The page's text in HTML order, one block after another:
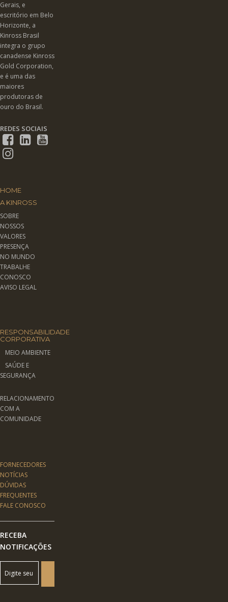
Gerais, e
escritório em Belo
Horizonte, a
Kinross Brasil
integra o grupo
canadense Kinross
Gold Corporation,
e é uma das
maiores
produtoras de
ouro do Brasil.
REDES SOCIAIS
HOME
A KINROSS
SOBRE
NOSSOS
VALORES
PRESENÇA
NO MUNDO
TRABALHE
CONOSCO
AVISO LEGAL
RESPONSABILIDADE
CORPORATIVA
MEIO AMBIENTE
SAÚDE E
SEGURANÇA
RELACIONAMENTO
COM A
COMUNIDADE
FORNECEDORES
NOTÍCIAS
DÚVIDAS
FREQUENTES
FALE CONOSCO
RECEBA
NOTIFICAÇÕES